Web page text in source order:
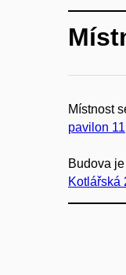
Místnost
pavilon 11
Budova
Kotlářská